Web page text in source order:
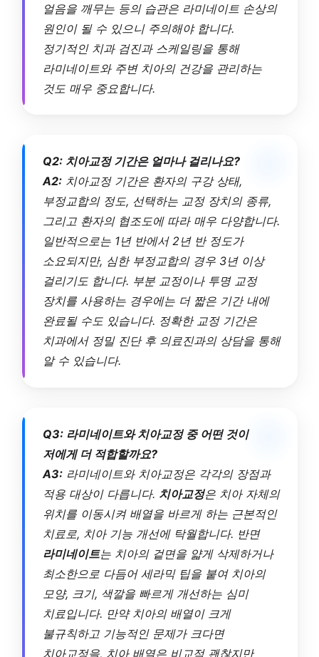
얼음을 깨무는 등의 습관은 라미네이트 손상의
원인이 될 수 있으니 주의해야 합니다.
정기적인 치과 검진과 스케일링을 통해
라미네이트와 주변 치아의 건강을 관리하는
것도 매우 중요합니다.
Q2: 치아교정 기간은 얼마나 걸리나요?
A2:치아교정 기간은 환자의 구강 상태,
부정교합의 정도, 선택하는 교정 장치의 종류,
그리고 환자의 협조도에 따라 매우 다양합니다.
일반적으로는 1년 반에서 2년 반 정도가
소요되지만, 심한 부정교합의 경우 3년 이상
걸리기도 합니다. 부분 교정이나 투명 교정
장치를 사용하는 경우에는 더 짧은 기간 내에
완료될 수도 있습니다. 정확한 교정 기간은
치과에서 정밀 진단 후 의료진과의 상담을 통해
알 수 있습니다.
Q3: 라미네이트와 치아교정 중 어떤 것이
저에게 더 적합할까요?
A3:라미네이트와 치아교정은 각각의 장점과
적용 대상이 다릅니다. 치아교정은 치아 자체의
위치를 이동시켜 배열을 바르게 하는 근본적인
치료로, 치아 기능 개선에 탁월합니다. 반면
라미네이트는 치아의 겉면을 얇게 삭제하거나
최소한으로 다듬어 세라믹 팁을 붙여 치아의
모양, 크기, 색깔을 빠르게 개선하는 심미
치료입니다. 만약 치아의 배열이 크게
불규칙하고 기능적인 문제가 크다면
치아교정을, 치아 배열은 비교적 괜찮지만